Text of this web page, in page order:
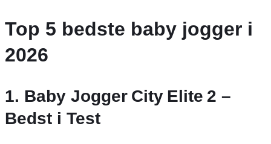
Top 5 bedste baby jogger i
2026
1. Baby Jogger City Elite 2 –
Bedst i Test